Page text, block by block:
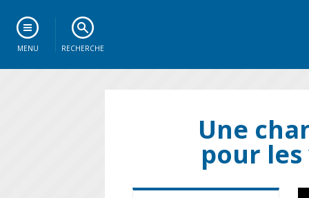
MENU RECHERCHE
Une
pour